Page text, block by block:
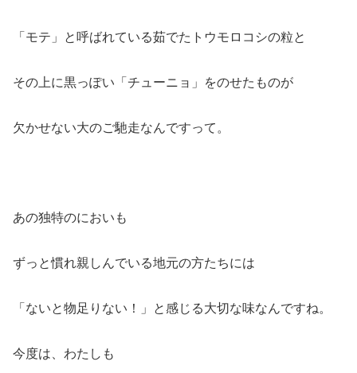
「モテ」と呼ばれている茹でたトウモロコシの粒と
その上に黒っぽい「チューニョ」をのせたものが
欠かせない大のご馳走なんですって。
あの独特のにおいも
ずっと慣れ親しんでいる地元の方たちには
「ないと物足りない！」と感じる大切な味なんですね。
今度は、わたしも